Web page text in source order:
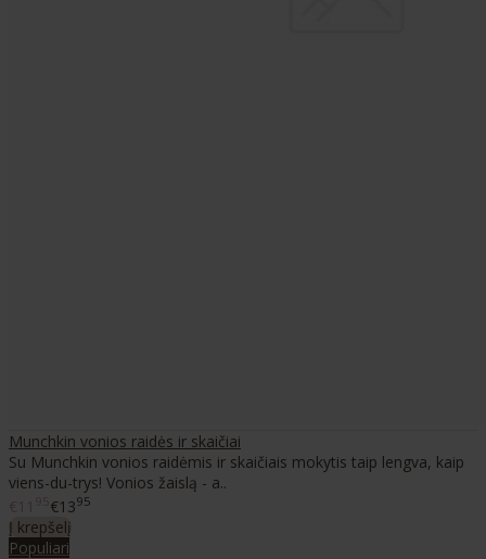
Munchkin vonios raidės ir skaičiai
Su Munchkin vonios raidėmis ir skaičiais mokytis taip lengva, kaip
viens-du-trys! Vonios žaislą - a..
€1395
Į krepšelį
Populiari